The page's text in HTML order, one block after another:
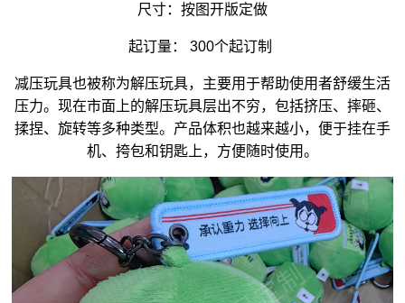
尺寸：按图开版定做
起订量： 300个起订制
减压玩具也被称为解压玩具，主要用于帮助使用者舒缓生活
压力。现在市面上的解压玩具层出不穷，包括挤压、摔砸、
揉捏、旋转等多种类型。产品体积也越来越小，便于挂在手
机、挎包和钥匙上，方便随时使用。